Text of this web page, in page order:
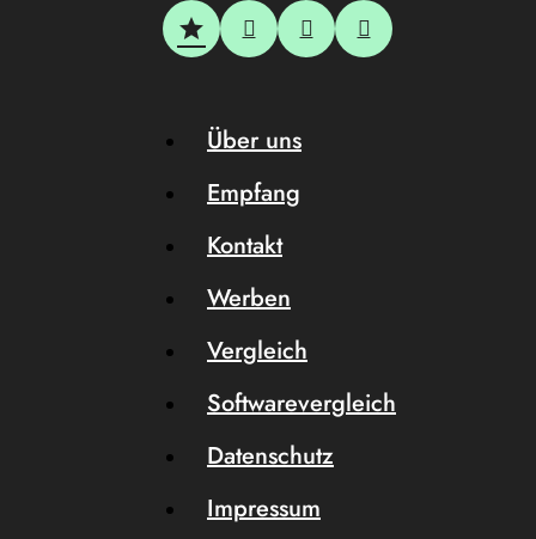
Über uns
Empfang
Kontakt
Werben
Vergleich
Softwarevergleich
Datenschutz
Impressum